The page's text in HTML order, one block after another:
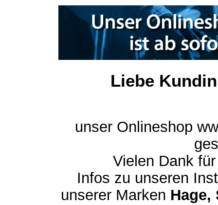
Liebe
unser Onlineshop
Vielen Dank
Infos zu unseren
unserer Marken Hage,